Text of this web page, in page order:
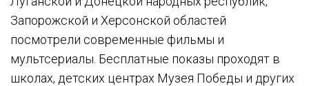
Запорожской и Херсонской областей
посмотрели современные фильмы и
мультсериалы. Бесплатные показы проходят в
школах, детских центрах Музея Победы и других